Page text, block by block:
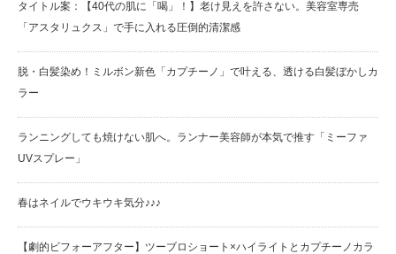
タイトル案：【40代の肌に「喝」！】老け見えを許さない。美容室専売
「アスタリュクス」で手に入れる圧倒的清潔感
脱・白髪染め！ミルボン新色「カプチーノ」で叶える、透ける白髪ぼかしカ
ラー
ランニングしても焼けない肌へ。ランナー美容師が本気で推す「ミーファ
UVスプレー」
春はネイルでウキウキ気分♪♪♪
【劇的ビフォーアフター】ツーブロショート×ハイライトとカプチーノカラ